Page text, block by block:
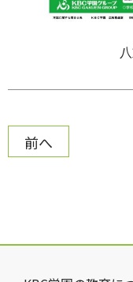
前へ